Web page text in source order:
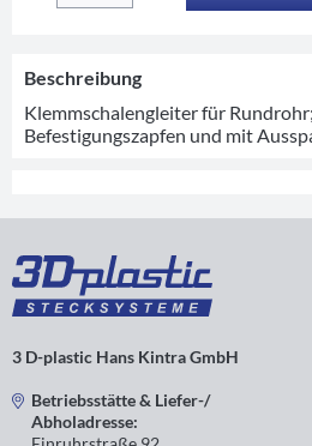
Beschreibung
Klemmschalengleiter für
Befestigungszapfen und mit
3 D-plastic Hans Kintra GmbH
Betriebsstätte & Liefer-/
Abholadresse: